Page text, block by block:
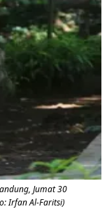
Jumat 30
Irfan Al-Faritsi)